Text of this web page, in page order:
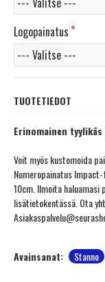
Logopainatus
TUOTETIEDOT
Erinomainen
Voit myös kustomoida
Numeropainatus
10cm. Ilmoita haluamasi
lisätietokentässä. Ota
Avainsanat: Stanno